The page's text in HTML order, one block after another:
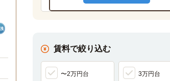
2027年 春入居予
約
賃料で絞り込む
〜2万円台 3万円台